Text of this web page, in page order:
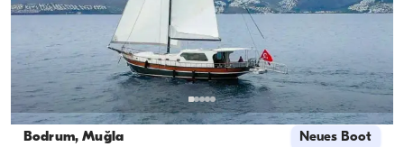
Bodrum, Muğla Neues Boot